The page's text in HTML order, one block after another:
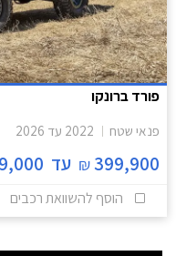
פורד ברונקו
פנאי שטח 2022 עד 2026
399,900
₪ עד
הוסף להשוואת רכבים